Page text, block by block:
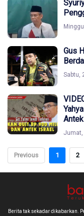
Gus
Sabtu,
Jumat,
Previous 1 2
Berita tak sekadar dikabarkan.